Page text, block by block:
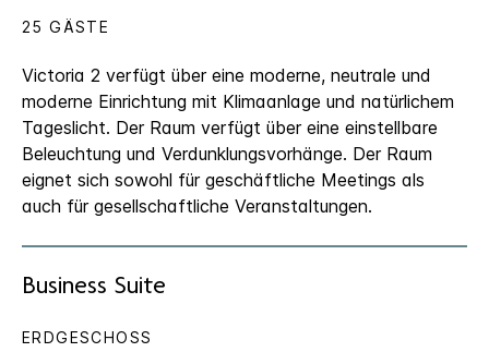
Victoria 2 verfügt über eine moderne, neutrale und
moderne Einrichtung mit Klimaanlage und natürlichem
Tageslicht. Der Raum verfügt über eine einstellbare
Beleuchtung und Verdunklungsvorhänge. Der Raum
eignet sich sowohl für geschäftliche Meetings als
auch für gesellschaftliche Veranstaltungen.
25 GÄSTE
Business Suite
ERDGESCHOSS